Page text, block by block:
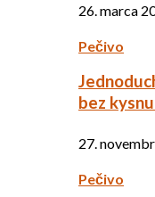
26. marca
Pečivo
bez
27.
Pečivo